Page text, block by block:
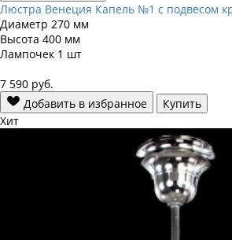
Люстра Венеция Капель №1 с подвесом
Диаметр 270 мм
Высота 400 мм
Лампочек 1 шт
7 590 руб.
Добавить в избранное
Купить
Хит